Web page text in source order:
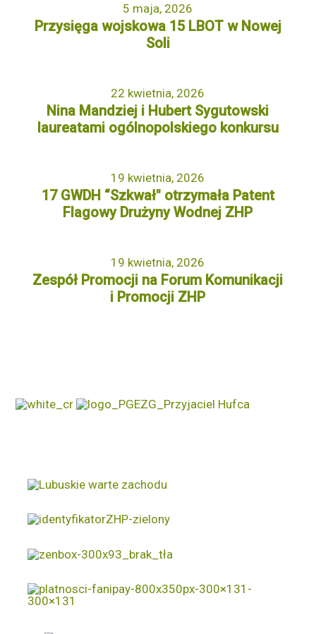
5 maja, 2026
Przysięga wojskowa 15 LBOT w Nowej
Soli
22 kwietnia, 2026
Nina Mandziej i Hubert Sygutowski
laureatami ogólnopolskiego konkursu
19 kwietnia, 2026
17 GWDH “Szkwał" otrzymała Patent
Flagowy Drużyny Wodnej ZHP
19 kwietnia, 2026
Zespół Promocji na Forum Komunikacji
i Promocji ZHP